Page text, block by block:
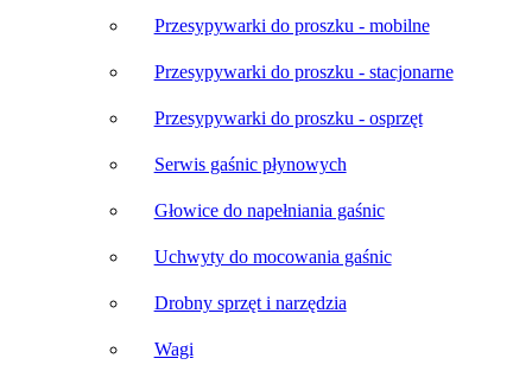
Przesypywarki do proszku - mobilne
Przesypywarki do proszku - stacjonarne
Przesypywarki do proszku - osprzęt
Serwis gaśnic płynowych
Głowice do napełniania gaśnic
Uchwyty do mocowania gaśnic
Drobny sprzęt i narzędzia
Wagi